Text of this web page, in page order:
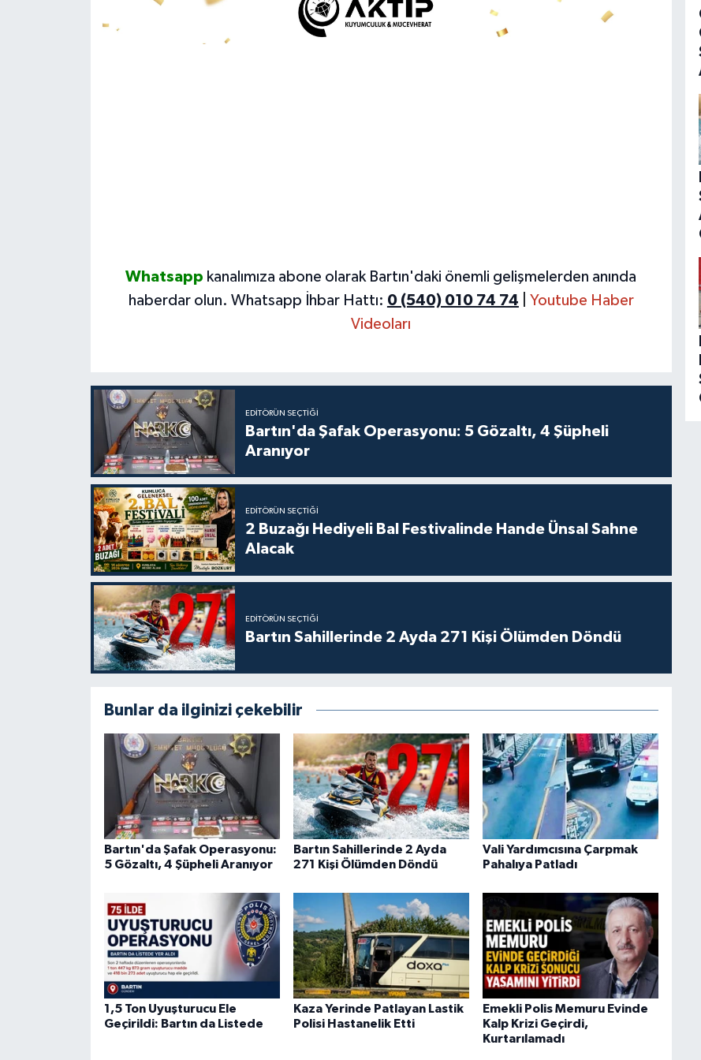
Whatsapp kanalımıza abone olarak Bartın'daki önemli gelişmelerden anında
haberdar olun. Whatsapp İhbar Hattı: 0 (540) 010 74 74
Youtube Haber
Videoları
EDITÖRÜN SEÇTIĞI
Bartın'da Şafak Operasyonu: 5 Gözaltı, 4 Şüpheli
Aranıyor
EDITÖRÜN SEÇTIĞI
2 Buzağı Hediyeli Bal Festivalinde Hande Ünsal Sahne
Alacak
EDITÖRÜN SEÇTIĞI
Bartın Sahillerinde 2 Ayda 271 Kişi Ölümden Döndü
Bunlar da ilginizi çekebilir
Bartın'da Şafak Operasyonu:
5 Gözaltı, 4 Şüpheli Aranıyor
Bartın Sahillerinde 2 Ayda
271 Kişi Ölümden Döndü
Vali Yardımcısına Çarpmak
Pahalıya Patladı
1,5 Ton Uyuşturucu Ele
Geçirildi: Bartın da Listede
Kaza Yerinde Patlayan Lastik
Polisi Hastanelik Etti
Emekli Polis Memuru Evinde
Kalp Krizi Geçirdi,
Kurtarılamadı